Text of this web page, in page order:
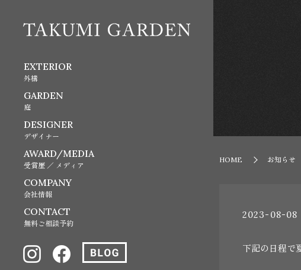
EXTERIOR
外構
GARDEN
庭
DESIGNER
デザイナー
AWARD/MEDIA
受賞歴 ／ メディア
COMPANY
会社情報
CONTACT
無料ご相談予約
HOME お知らせ
2023-08-08
下記の日程で